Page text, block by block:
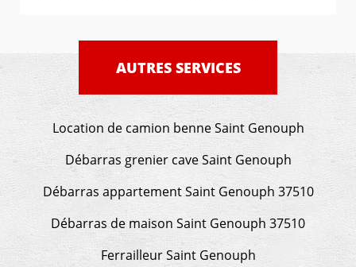
AUTRES SERVICES
Location de camion benne Saint Genouph
Débarras grenier cave Saint Genouph
Débarras appartement Saint Genouph 37510
Débarras de maison Saint Genouph 37510
Ferrailleur Saint Genouph